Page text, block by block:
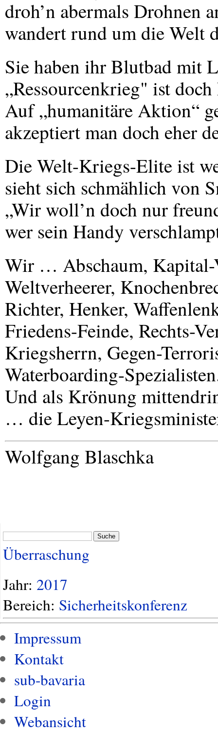
droh’n abermals Drohnen
wandert rund um die Welt
Sie haben ihr Blutbad mit
„Ressourcenkrieg" ist
Auf „humanitäre Aktion“
akzeptiert man doch eher
Die Welt-Kriegs-Elite ist
sieht sich schmählich von
„Wir woll’n doch nur
wer sein Handy
Wir … Abschaum, Kapital-
Weltverheerer,
Richter, Henker,
Friedens-Feinde, Rechts-
Kriegsherrn, Gegen-
Waterboarding-
Und als Krönung
… die Leyen-
Wolfgang Blaschka
Suche
Überraschung
Jahr: 2017
Bereich: Sicherheitskonferenz
Impressum
Kontakt
sub-bavaria
Login
Webansicht